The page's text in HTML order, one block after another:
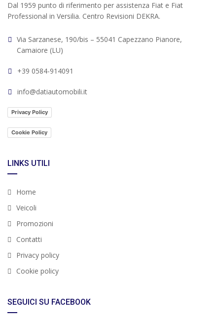
Dal 1959 punto di riferimento per assistenza Fiat e Fiat
Professional in Versilia. Centro Revisioni DEKRA.
Via Sarzanese, 190/bis – 55041 Capezzano Pianore,
Camaiore (LU)
+39 0584-914091
info@datiautomobili.it
Privacy Policy
Cookie Policy
LINKS UTILI
Home
Veicoli
Promozioni
Contatti
Privacy policy
Cookie policy
SEGUICI SU FACEBOOK